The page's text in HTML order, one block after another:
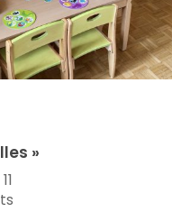
»